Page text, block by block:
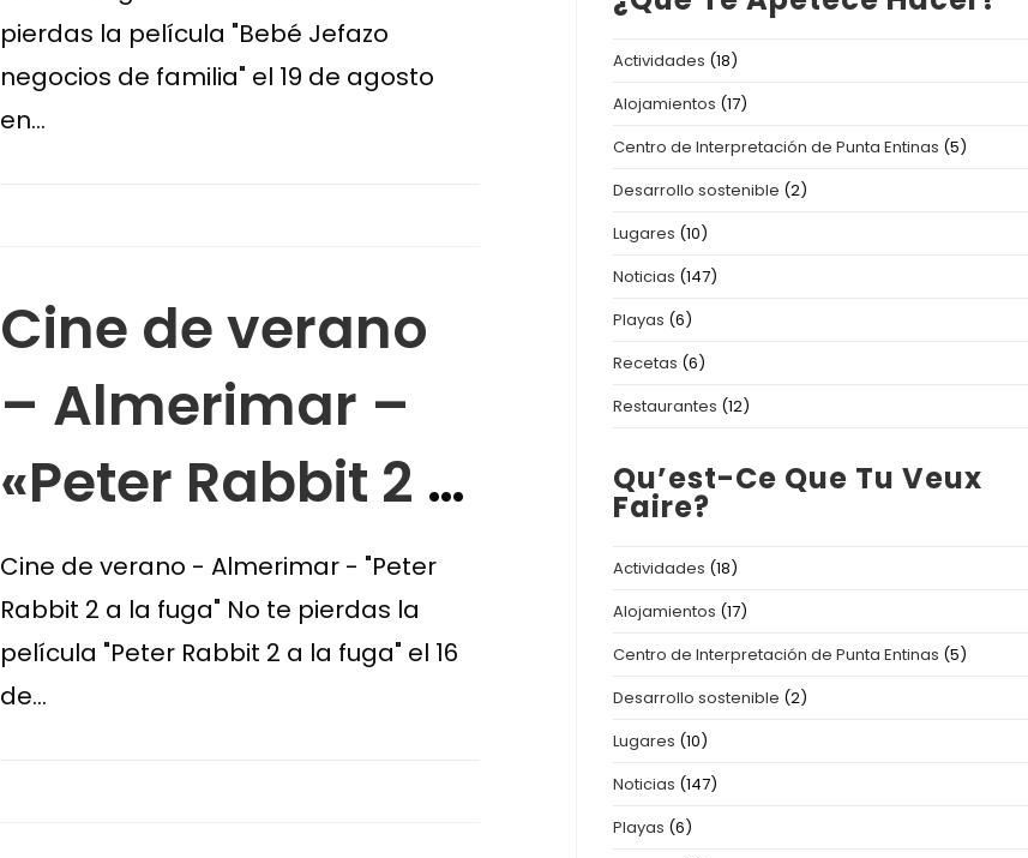
familia»
pierdas la película "Bebé Jefazo
negocios de familia" el 19 de agosto
en…
Cine de verano
– Almerimar –
«Peter Rabbit 2 a
la fuga»
Cine de verano - Almerimar - "Peter
Rabbit 2 a la fuga" No te pierdas la
película "Peter Rabbit 2 a la fuga" el 16
de…
Actividades (18)
Alojamientos (17)
Centro de Interpretación de Punta Entinas (5)
Desarrollo sostenible (2)
Lugares (10)
Noticias (147)
Playas (6)
Recetas (6)
Restaurantes (12)
Qu’est-Ce Que Tu Veux
Faire?
Actividades (18)
Alojamientos (17)
Centro de Interpretación de Punta Entinas (5)
Desarrollo sostenible (2)
Lugares (10)
Noticias (147)
Playas (6)